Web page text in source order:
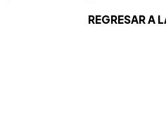
REGRESAR A